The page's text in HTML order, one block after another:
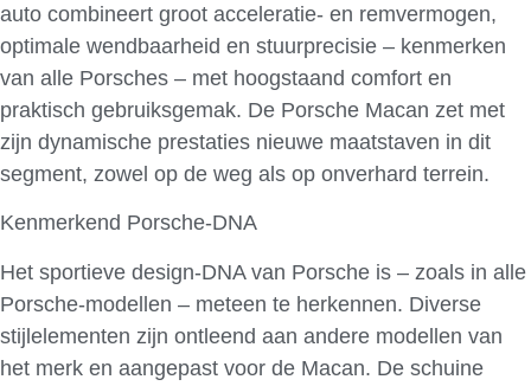
auto combineert groot acceleratie- en remvermogen,
optimale wendbaarheid en stuurprecisie – kenmerken
van alle Porsches – met hoogstaand comfort en
praktisch gebruiksgemak. De Porsche Macan zet met
zijn dynamische prestaties nieuwe maatstaven in dit
segment, zowel op de weg als op onverhard terrein.
Kenmerkend Porsche-DNA
Het sportieve design-DNA van Porsche is – zoals in alle
Porsche-modellen – meteen te herkennen. Diverse
stijlelementen zijn ontleend aan andere modellen van
het merk en aangepast voor de Macan. De schuine